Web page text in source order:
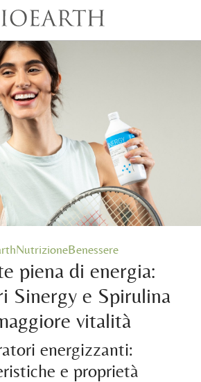
piena di energia:
Sinergy e Spirulina
vitalità
energizzanti:
e proprietà